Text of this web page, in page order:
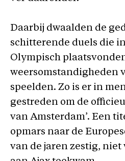
Daarbij dwaalden de
schitterende duels die
Olympisch
weersomstandigheden
speelden. Zo is er in
gestreden om de
van Amsterdam’. Een
opmars naar de
van de jaren zestig,